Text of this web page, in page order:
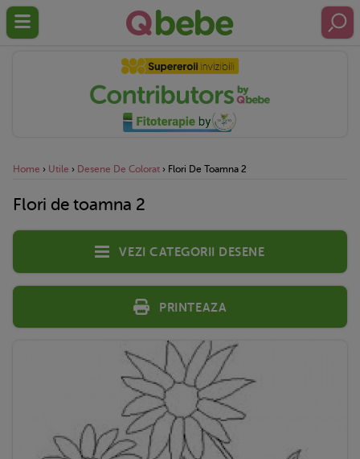
Home › Utile › Desene De Colorat › Flori De Toamna 2
Flori de toamna 2
Vezi categorii desene
Printeaza